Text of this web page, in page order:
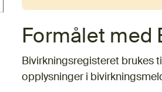
Formålet med
Bivirkningsregisteret brukes
opplysninger i